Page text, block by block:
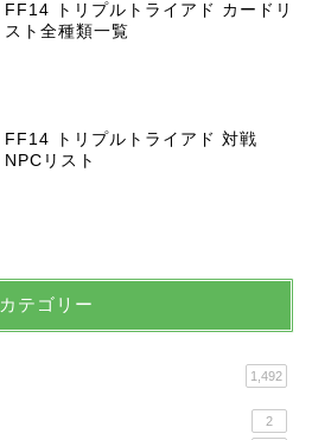
FF14 トリプルトライアド カードリ
スト全種類一覧
FF14 トリプルトライアド 対戦
NPCリスト
カテゴリー
1,492
2